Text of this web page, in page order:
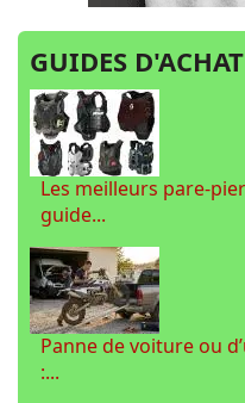
GUIDES D'ACHAT
Les meilleurs pare-
guide...
Panne de voiture ou
:...